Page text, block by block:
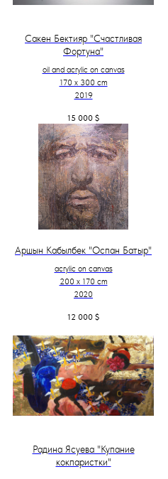
Сакен Бектияр "Счастливая
Фортуна"
oil and acrylic on canvas
170 x 300 cm
2019
15 000 $
Аршын Кабылбек "Оспан Батыр"
acrylic on canvas
200 x 170 cm
2020
12 000 $
Радина Ясуева "Купание
кокпаристки"